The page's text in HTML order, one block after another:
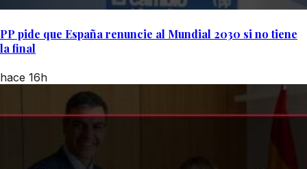
PP pide que España renuncie al Mundial 2030 si no tiene
la final
hace 16h